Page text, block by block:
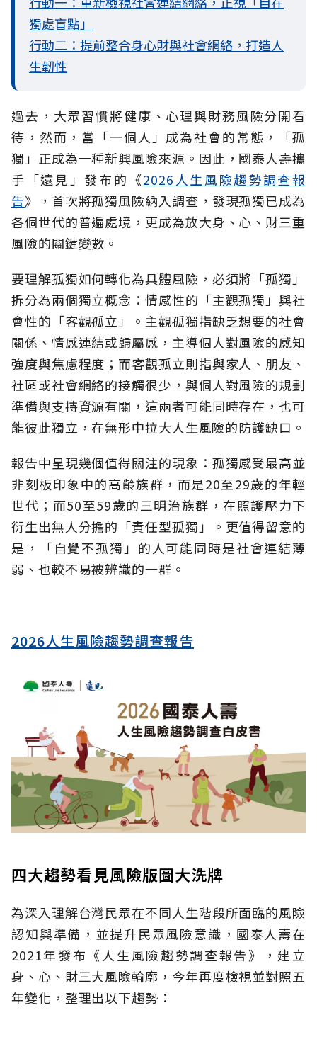
獨處盲點」
行動二：提前整合身心財與社會網絡，打造人
生韌性
過去，大眾習慣將健康、心理與財務風險分開看
待，然而，當「一個人」成為社會的常態，「孤
獨」正成為一種新興風險來源。因此，國泰人壽攜
手「遠見」發布的《2026人生風險趨勢調查報
告》，首次將孤獨風險納入調查，發現孤獨已成為
各個世代的普遍處境，更成為放大身、心、財三重
風險的關鍵變數。
要理解孤獨如何轉化為具體風險，必須將「孤獨」
拆分為兩個獨立概念：情感性的「主觀孤獨」與社
會性的「客觀孤立」。主觀孤獨指缺乏想要的社會
關係、情感連結或歸屬感，主導個人對風險的感知
強度與焦慮程度；而客觀孤立則指與家人、朋友、
社區或社會網絡的接觸很少，與個人對風險的規劃
準備與支持資源有關，這兩者可能同時存在，也可
能彼此獨立，在無形中拉大人生風險的防護缺口。
報告中呈現幾個值得關注的現象：孤獨感受最高並
非刻板印象中的高齡族群，而是20至29歲的年輕
世代；而50至59歲的三明治族群，在照護壓力下
衍生出無人分擔的「責任型孤獨」。更值得留意的
是，「自覺不孤獨」的人可能同時是社會連結薄
弱、也較不易被辨識的一群。
2026人生風險趨勢調查報告
四大趨勢看見風險版圖大洗牌
為深入理解台灣民眾在不同人生階段所面臨的風險
認知與準備，並提升民眾風險意識，國泰人壽在
2021年發布《人生風險趨勢調查報告》，建立
身、心、財三大風險輪廓，今年再度檢視並對照五
年變化，整理出以下趨勢：